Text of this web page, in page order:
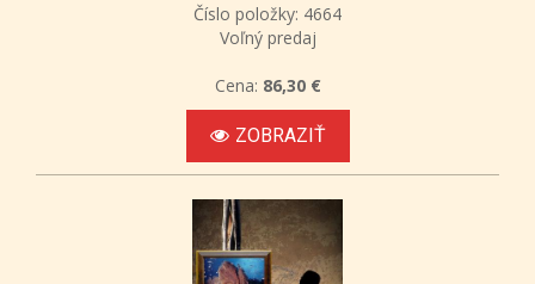
Číslo položky: 4664
Voľný predaj
Cena: 86,30 €
ZOBRAZIŤ